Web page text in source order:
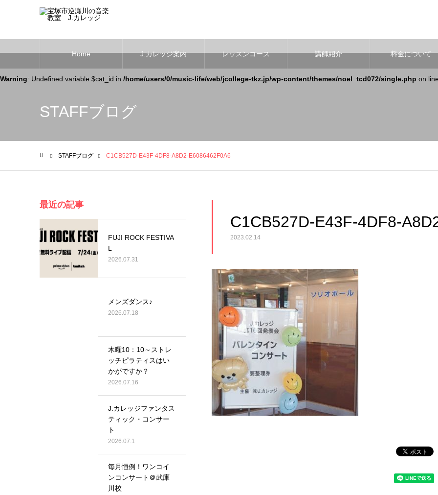
Home J.カレッジ案内 レッスンコース 講師紹介 料金について
Warning: Undefined variable $cat_id in /home/users/0/music-life/web/jcollege-tkz.jp/wp-content/themes/noel_tcd072/single.php on line
STAFFブログ
STAFFブログ C1CB527D-E43F-4DF8-A8D2-E6086462F0A6
C1CB527D-E43F-4DF8-
2023.02.14
最近の記事
FUJI ROCK FESTIVA
L
2026.07.31
メンズダンス♪
2026.07.18
木曜10：10～ストレ
ッチピラティスはい
かがですか？
2026.07.16
J.カレッジファンタス
ティック・コンサー
ト
2026.07.1
毎月恒例！ワンコイ
ンコンサート＠武庫
川校